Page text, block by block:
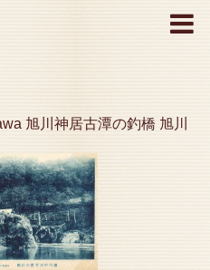
MENU
旭川神居古潭の釣橋 旭川